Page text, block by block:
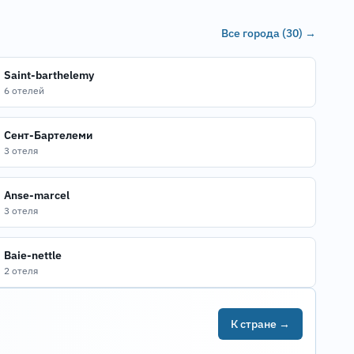
Все города (30) →
Saint-barthelemy
6 отелей
Сент-Бартелеми
3 отеля
Anse-marcel
3 отеля
Baie-nettle
2 отеля
К стране →